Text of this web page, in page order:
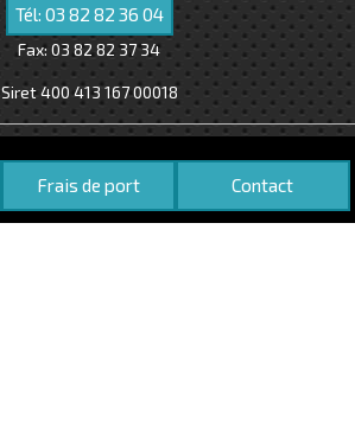
Tél: 03 82 82 36 04
Fax: 03 82 82 37 34
Siret 400 413 167 00018
Frais de port Contact